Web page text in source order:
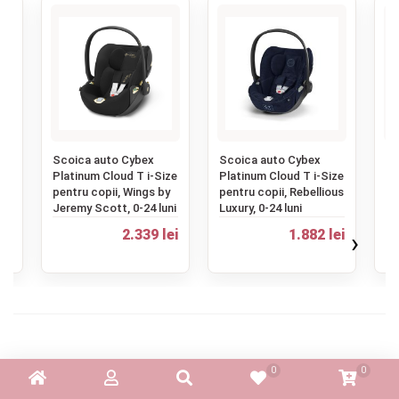
Scoica auto Cybex
Platinum Cloud T i-Size
pentru copii, Wings by
Jeremy Scott, 0-24 luni
2.339 lei
Scoica auto Cybex
Platinum Cloud T i-Size
pentru copii, Rebellious
Luxury, 0-24 luni
1.882 lei ›